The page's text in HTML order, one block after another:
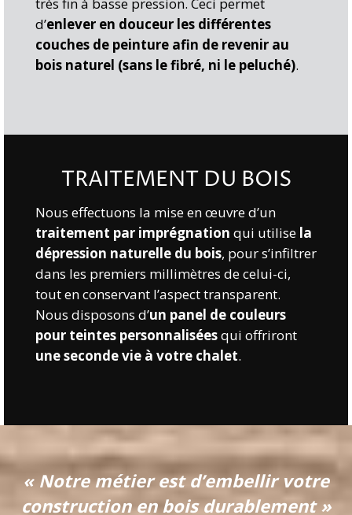
d’enlever en douceur les différentes
couches de peinture afin de revenir au
bois naturel (sans le fibré, ni le peluché).
TRAITEMENT DU BOIS
Nous effectuons la mise en œuvre d’un
traitement par imprégnation qui utilise la
dépression naturelle du bois, pour s’infiltrer
dans les premiers millimètres de celui-ci,
tout en conservant l’aspect transparent.
Nous disposons d’un panel de couleurs
pour teintes personnaliséesqui offriront
une seconde vie à votre chalet.
« Notre métier est d’embellir votre
construction en bois durablement »